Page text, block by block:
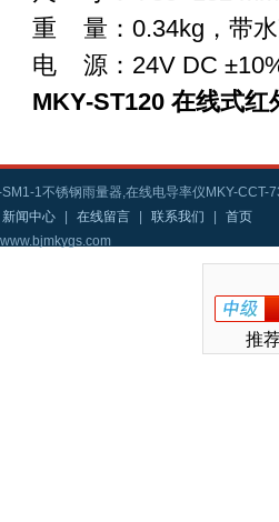
重 量：0.34kg，带
电 源：24V DC
MKY-ST120 在线式红
1不锈钢雨量器,在线电导率仪MKY-CCT-
新闻中心 在线留言 联系我们
首页
推